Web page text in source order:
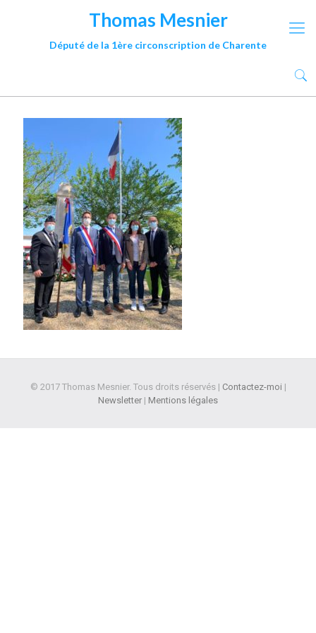
Thomas Mesnier
Député de la 1ère circonscription de Charente
© 2017 Thomas Mesnier. Tous droits réservés | Contactez-moi |
Newsletter | Mentions légales